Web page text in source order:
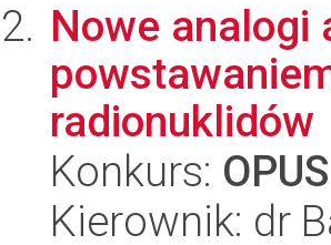
Nowe analogi
radionuklidów
Konkurs:
Kierownik: dr